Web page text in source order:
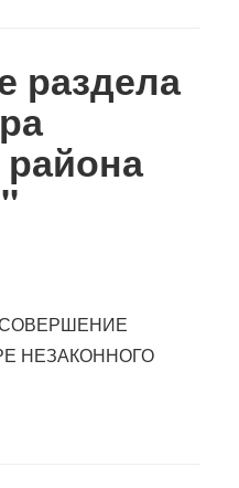
раздела
района
НЕЗАКОННОГО